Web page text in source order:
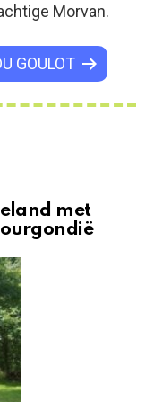
Morvan.
GOULOT
met